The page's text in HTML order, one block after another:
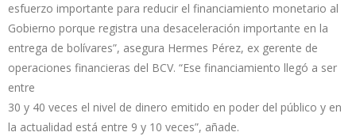
esfuerzo importante para reducir el financiamiento monetario al
Gobierno porque registra una desaceleración importante en la
entrega de bolívares”, asegura Hermes Pérez, ex gerente de
operaciones financieras del BCV. “Ese financiamiento llegó a ser
entre
30 y 40 veces el nivel de dinero emitido en poder del público y en
la actualidad está entre 9 y 10 veces”, añade.